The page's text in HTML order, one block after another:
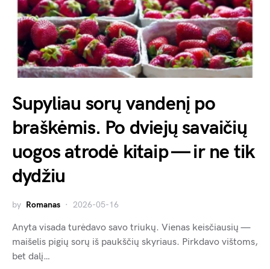
Supyliau sorų vandenį po
braškėmis. Po dviejų savaičių
uogos atrodė kitaip — ir ne tik
dydžiu
by Romanas 2026-05-16
Anyta visada turėdavo savo triukų. Vienas keisčiausių —
maišelis pigių sorų iš paukščių skyriaus. Pirkdavo vištoms,
bet dalį…